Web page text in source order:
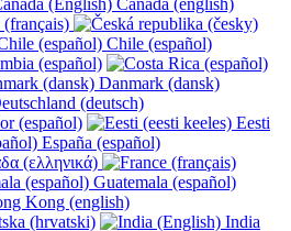
(français)
Chile (español)
(español)
Danmark (dansk)
(deutsch)
(español)
Eesti
España (español)
(ελληνικά)
Guatemala (español)
Kong (english)
(hrvatski)
India